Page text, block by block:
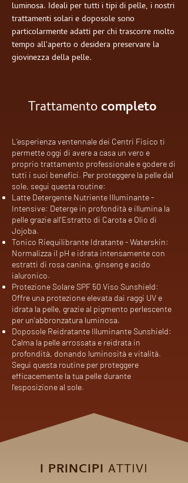
luminosa. Ideali per tutti i tipi di pelle, i nostri
trattamenti solari e doposole sono
particolarmente adatti per chi trascorre molto
tempo all'aperto o desidera preservare la
giovinezza della pelle.
Trattamentocompleto
L’esperienza ventennale dei Centri Fisico ti
permette oggi di avere a casa un vero e
proprio trattamento professionale e godere di
tutti i suoi benefici. Per proteggere la pelle dal
sole, segui questa routine:
Latte Detergente Nutriente Illuminante -
Intensive: Deterge in profondità e illumina la
pelle grazie all'Estratto di Carota e Olio di
Jojoba.
Tonico Riequilibrante Idratante - Waterskin:
Normalizza il pH e idrata intensamente con
estratti di rosa canina, ginseng e acido
ialuronico.
Protezione Solare SPF 50 Viso Sunshield:
Offre una protezione elevata dai raggi UV e
idrata la pelle, grazie al pigmento perlescente
per un'abbronzatura luminosa.
Doposole Reidratante Illuminante Sunshield:
Calma la pelle arrossata e reidrata in
profondità, donando luminosità e vitalità.
Segui questa routine per proteggere
efficacemente la tua pelle durante
l'esposizione al sole.
I PRINCIPIATTIVI